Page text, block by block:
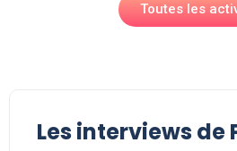
Toutes les
Les interviews de